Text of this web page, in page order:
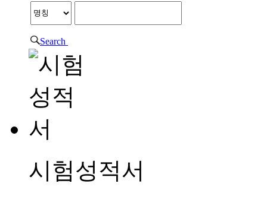
Search
시험성적서